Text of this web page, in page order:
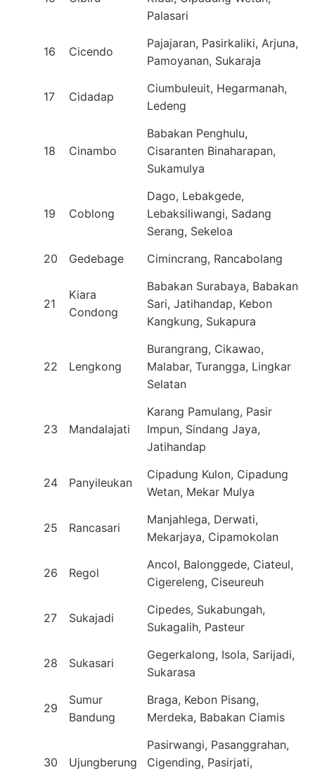
Palasari
16 Cicendo
Pajajaran, Pasirkaliki, Arjuna,
Pamoyanan, Sukaraja
17 Cidadap
Ciumbuleuit, Hegarmanah,
Ledeng
18 Cinambo
Babakan Penghulu,
Cisaranten Binaharapan,
Sukamulya
19 Coblong
Dago, Lebakgede,
Lebaksiliwangi, Sadang
Serang, Sekeloa
20
Gedebage Cimincrang, Rancabolang
21
Kiara
Condong
Babakan Surabaya, Babakan
Sari, Jatihandap, Kebon
Kangkung, Sukapura
22 Lengkong
Burangrang, Cikawao,
Malabar, Turangga, Lingkar
Selatan
23 Mandalajati
Karang Pamulang, Pasir
Impun, Sindang Jaya,
Jatihandap
24 Panyileukan
Cipadung Kulon, Cipadung
Wetan, Mekar Mulya
25 Rancasari
Manjahlega, Derwati,
Mekarjaya, Cipamokolan
26 Regol
Ancol, Balonggede, Ciateul,
Cigereleng, Ciseureuh
27 Sukajadi
Cipedes, Sukabungah,
Sukagalih, Pasteur
28 Sukasari
Gegerkalong, Isola, Sarijadi,
Sukarasa
29
Sumur
Bandung
Braga, Kebon Pisang,
Merdeka, Babakan Ciamis
30 Ujungberung
Pasirwangi, Pasanggrahan,
Cigending, Pasirjati,